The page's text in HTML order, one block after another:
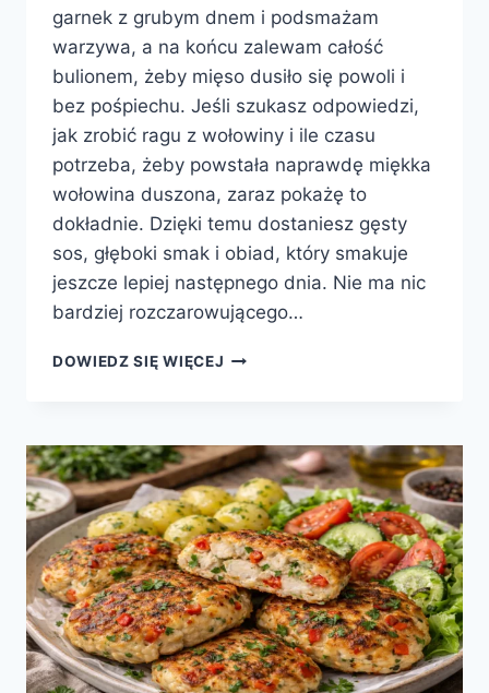
garnek z grubym dnem i podsmażam
warzywa, a na końcu zalewam całość
bulionem, żeby mięso dusiło się powoli i
bez pośpiechu. Jeśli szukasz odpowiedzi,
jak zrobić ragu z wołowiny i ile czasu
potrzeba, żeby powstała naprawdę miękka
wołowina duszona, zaraz pokażę to
dokładnie. Dzięki temu dostaniesz gęsty
sos, głęboki smak i obiad, który smakuje
jeszcze lepiej następnego dnia. Nie ma nic
bardziej rozczarowującego…
DOWIEDZ SIĘ WIĘCEJ RAGU
–
PRZEPIS
NA
MIĘKKIE
I
SOCZYSTE
MIĘSO